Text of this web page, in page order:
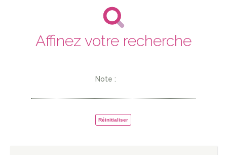
Affinez votre recherche
Note :
Réinitialiser